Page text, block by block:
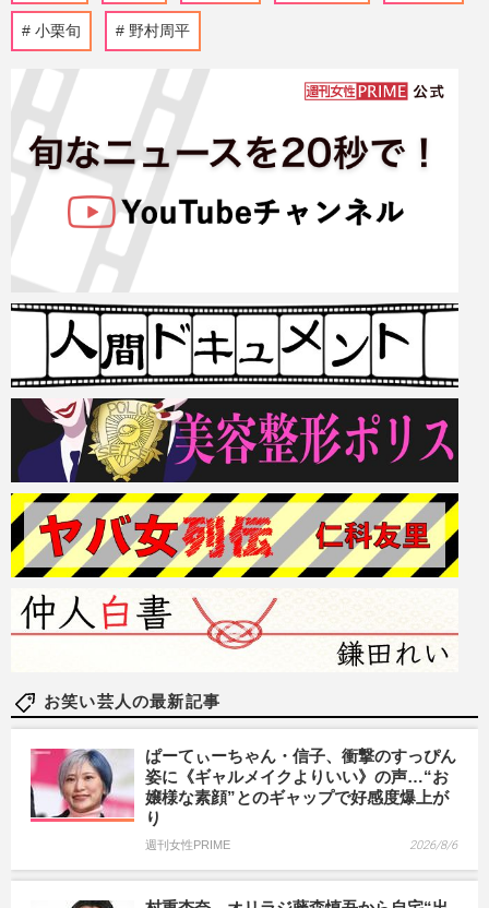
小栗旬 野村周平
お笑い芸人の最新記事
ぱーてぃーちゃん・信子、衝撃のすっぴん
姿に《ギャルメイクよりいい》の声…“お
嬢様な素顔”とのギャップで好感度爆上が
り
週刊女性PRIME 2026/8/6